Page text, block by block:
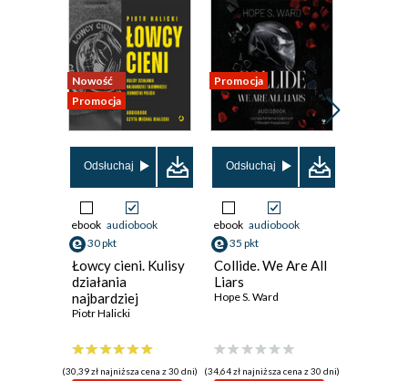
Nowość
Promocja
Odsłuchaj
ebook audiobook
30 pkt
Łowcy cieni. Kulisy
działania
najbardziej
tajemniczej
Piotr Halicki
(30,39 zł najniższa cena z 30 dni)
Promocja
Odsłuchaj
ebook audiobook
35 pkt
Collide. We Are All
Liars
Hope S. Ward
(34,64 zł najniższa cena z 30 dni)